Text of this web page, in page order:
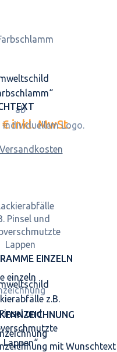
Logo.
EINZELN
einzeln
mit Wunschtext
ab
€inkl. MwSt.
z.B.
Pinsel und
Lappen“